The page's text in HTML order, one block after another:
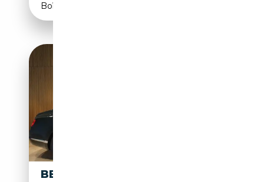
Boîte automatique
BENTLEY CONTINENTAL